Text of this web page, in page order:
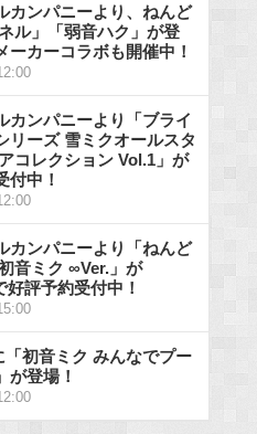
カンパニーより、ねんど
ル」「弱音ハク」が登
ーカーコラボも開催中！
カンパニーより「ブライ
リーズ 雪ミクオールスタ
コレクション Vol.1」が
付中！
カンパニーより「ねんど
音ミク ∞Ver.」が
評予約受付中！
初音ミク みんなでプー
が登場！